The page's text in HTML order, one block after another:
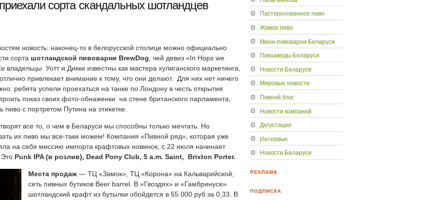
сорта скандальных шотландцев
новость: наконец-то в белорусской столице можно официально
сорта шотландской пивоварни BrewDog , чей девиз «In Hops we
Уотт и Дикки известны как мастера хулиганского маркетинга,
привлекает внимание к тому, что они делают. Для них нет ничего
ребята успели проехаться на танке по Лондону в честь открытия
показ своих фото-обнаженки на стене британского парламента,
пиво с портретом Путина на этикетке.
все то, о чем в Беларуси мы способны только мечтать. Но
их пиво мы все-таки можем! Компания «Пивной ряд», которая уже
на себя миссию импорта крафтовых новинок, с 22 июля начинает
Punk IPA (в розлив), Dead Pony Club, 5 a.m. Saint, Brixton Porter.
Места продаж — ТЦ «Замок», ТЦ «Корона» на Кальварийской,
сеть пивных бутиков Beer barrel. В «Гвоздях» и «Гамбринусе»
шотландский крафт из бутылки обойдется в 55 000 руб за 0,33. В
Пастеризованное пиво
Живое пиво
Мини-пивоварни Беларуси
Пивзаводы Беларуси
Новости Беларуси
Мировые новости
Пивной блог
Новости компаний
Дегустации
Интервью
Новости Беларуси
РЕКЛАМА
ПОДПИСКА